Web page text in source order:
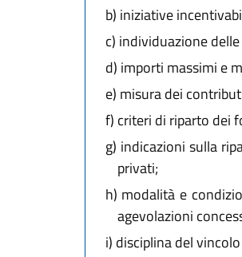
b) iniziative
c) individuazione
d) importi massimi e
e) misura dei
f) criteri di riparto dei
g) indicazioni sulla
privati;
h) modalità e
agevolazioni
i) disciplina del